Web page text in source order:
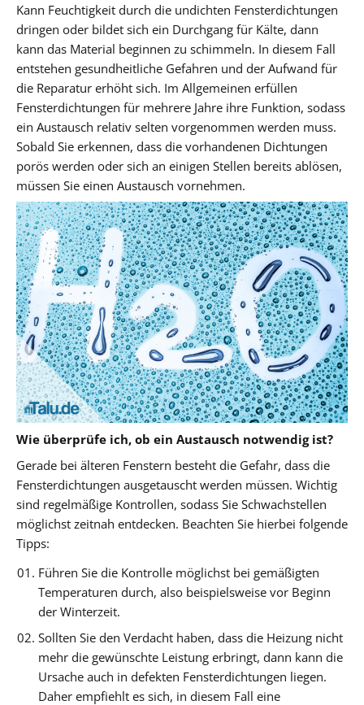
Kann Feuchtigkeit durch die undichten Fensterdichtungen
dringen oder bildet sich ein Durchgang für Kälte, dann
kann das Material beginnen zu schimmeln. In diesem Fall
entstehen gesundheitliche Gefahren und der Aufwand für
die Reparatur erhöht sich. Im Allgemeinen erfüllen
Fensterdichtungen für mehrere Jahre ihre Funktion, sodass
ein Austausch relativ selten vorgenommen werden muss.
Sobald Sie erkennen, dass die vorhandenen Dichtungen
porös werden oder sich an einigen Stellen bereits ablösen,
müssen Sie einen Austausch vornehmen.
Wie überprüfe ich, ob ein Austausch notwendig ist?
Gerade bei älteren Fenstern besteht die Gefahr, dass die
Fensterdichtungen ausgetauscht werden müssen. Wichtig
sind regelmäßige Kontrollen, sodass Sie Schwachstellen
möglichst zeitnah entdecken. Beachten Sie hierbei folgende
Tipps:
Führen Sie die Kontrolle möglichst bei gemäßigten
Temperaturen durch, also beispielsweise vor Beginn
der Winterzeit.
Sollten Sie den Verdacht haben, dass die Heizung nicht
mehr die gewünschte Leistung erbringt, dann kann die
Ursache auch in defekten Fensterdichtungen liegen.
Daher empfiehlt es sich, in diesem Fall eine